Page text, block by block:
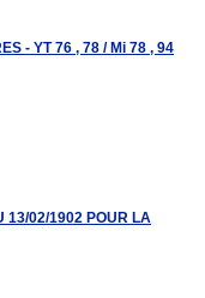
- YT 76 , 78 / Mi 78 , 94
13/02/1902 POUR LA